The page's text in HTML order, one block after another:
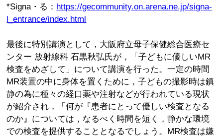
*Signa・る： https://gecommunity.on.arena.ne.jp/signa-
l_entrance/index.html
最後に特別講演として，大阪府立母子保健総合医療セ
ンター 放射線科 石黒秋弘氏が，「子どもに優しいMR
検査をめざして」について講演を行った。一定の時間
MR装置の中に身体を置くために，子どもの撮影時は鎮
静の為に種々の経口薬や注射などが行われている現状
が紹介され，「何が『患者にとって優しい検査となる
のか』については，なるべく時間を短く，静かな環境
での検査を提供することとなるでしょう。MR検査は嫌